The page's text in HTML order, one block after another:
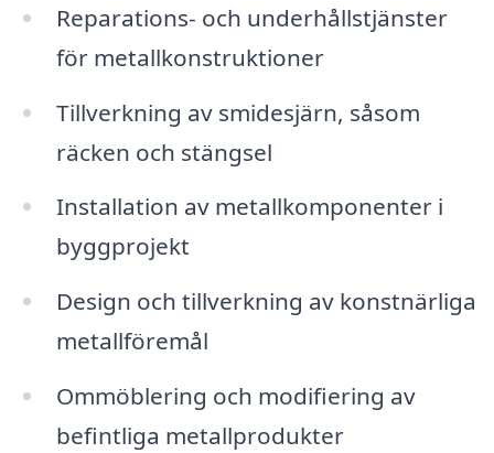
Reparations- och underhållstjänster
för metallkonstruktioner
Tillverkning av smidesjärn, såsom
räcken och stängsel
Installation av metallkomponenter i
byggprojekt
Design och tillverkning av konstnärliga
metallföremål
Ommöblering och modifiering av
befintliga metallprodukter